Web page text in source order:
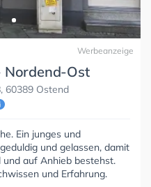
Werbeanzeige
Nordend-Ost
60389 Ostend
Ein junges und
und gelassen, damit
und auf Anhieb bestehst.
und Erfahrung.